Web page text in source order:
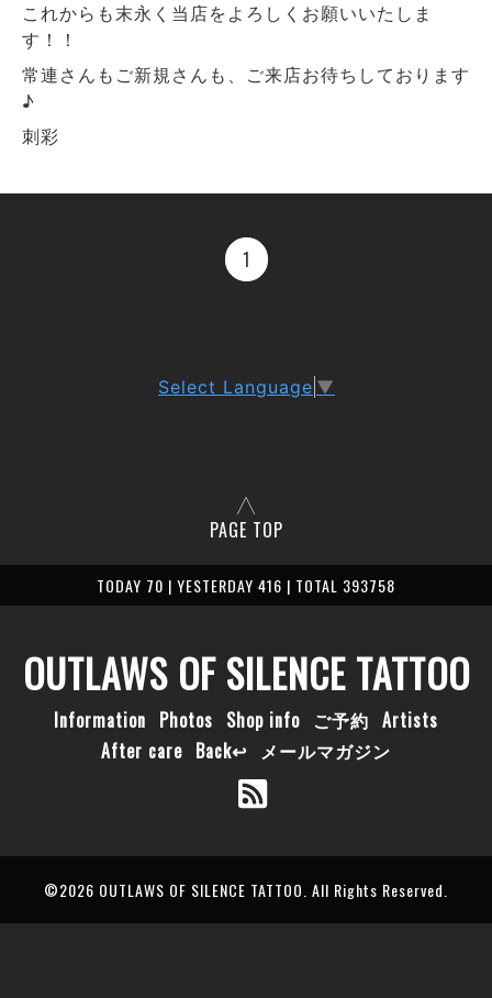
これからも末永く当店をよろしくお願いいたしま
す！！
常連さんもご新規さんも、ご来店お待ちしております
♪
刺彩
1
Select Language ▼
PAGE TOP
TODAY 70 | YESTERDAY 416 | TOTAL 393758
OUTLAWS OF SILENCE TATTOO
Information Photos Shop info ご予約 Artists
After care Back↩ メールマガジン
©2026 OUTLAWS OF SILENCE TATTOO . All Rights Reserved.